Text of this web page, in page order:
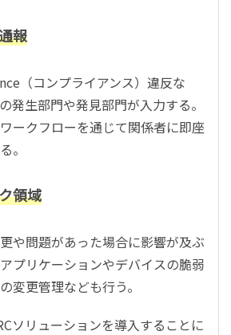
報
（コンプライアンス）違反な
発生部門や発見部門が入力する。
ークフローを通じて関係者に即座
。
領域
や問題があった場合に影響が及ぶ
プリケーションやデバイスの脆弱
変更管理なども行う。
ソリューションを導入することに